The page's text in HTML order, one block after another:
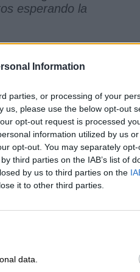
Information
parties, or processing of your
us, please use the below opt-out
opt-out request is processed
information utilized by us
opt-out. You may separately
third parties on the IAB’s list of
by us to third parties on the
it to other third parties.
data.
esperando la
Romay Beccaría” que
posibilidades del
”, y anunció “un cambio
confiar”.
Gonzalo Caballero-
territorialy una
progresista con el
la confrontación” con la
y para defender
que lidera